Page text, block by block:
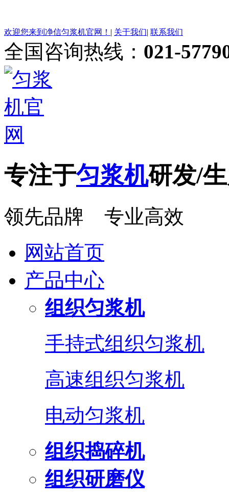
欢迎您来到净信匀浆机官网！ | 关于我们| 联系我们
全国咨询热线： 021-
专注于匀浆机研发/
领先品牌 专业高效
网站首页
产品中心
组织匀浆机
手持式组织匀浆机
高速组织匀浆机
电动匀浆机
组织捣碎机
组织研磨仪